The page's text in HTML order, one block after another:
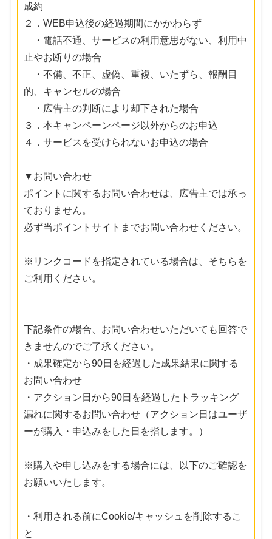
成約
２．WEB申込後の経過期間にかかわらず
・電話不通、サービスの利用意思がない、利用中
止やお断りの場合
・不備、不正、虚偽、重複、いたずら、報酬目
的、キャンセルの場合
・広告主の判断により却下された場合
３．本キャンペーンページ以外からのお申込
４．サービスを受けられないお申込の場合
▼お問い合わせ
ポイントに関するお問い合わせは、広告主では承っ
ておりません。
必ず当ポイントサイトまでお問い合わせください。
※リンクコードを指定されている場合は、そちらを
ご利用ください。
下記条件の場合、お問い合わせいただいても回答で
きませんのでご了承ください。
・成果確定から90日を経過した成果結果に関する
お問い合わせ
・アクション日から90日を経過したトラッキング
漏れに関するお問い合わせ（アクション日はユーザ
ーが購入・申込みをした日を指します。）
※購入や申し込みをする場合には、以下のご確認を
お願いいたします。
・利用される前にCookie/キャッシュを削除するこ
と